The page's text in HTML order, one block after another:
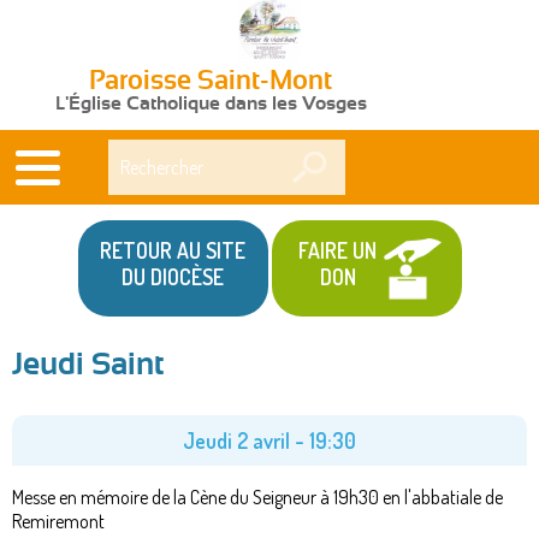
Paroisse Saint-Mont
L'Église Catholique dans les Vosges
RETOUR AU SITE
DU DIOCÈSE
FAIRE UN
DON
ici
Jeudi Saint
Jeudi 2 avril - 19:30
Messe en mémoire de la Cène du Seigneur à 19h30 en l'abbatiale de
Remiremont